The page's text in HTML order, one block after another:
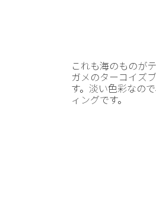
これも海のものが
ガメのターコイズ
す。淡い色彩なの
ィングです。